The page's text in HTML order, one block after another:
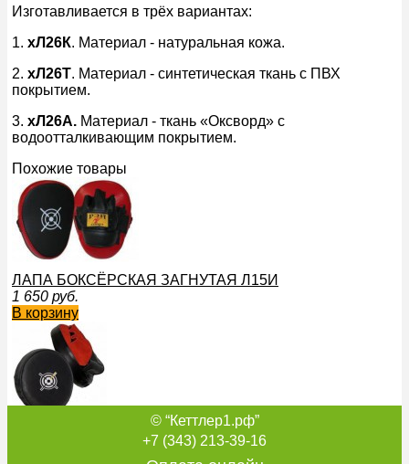
Изготавливается в трёх вариантах:
1. хЛ26К. Материал - натуральная кожа.
2. хЛ26Т. Материал - синтетическая ткань с ПВХ
покрытием.
3. хЛ26А. Материал - ткань «Оксворд» с
водоотталкивающим покрытием.
Похожие товары
ЛАПА БОКСЁРСКАЯ ЗАГНУТАЯ Л15И
1 650 руб.
В корзину
ЛАПЫ МАЛЫЕ ХЛ11К© “Кеттлер1.рф”
+7 (343) 213-39-16